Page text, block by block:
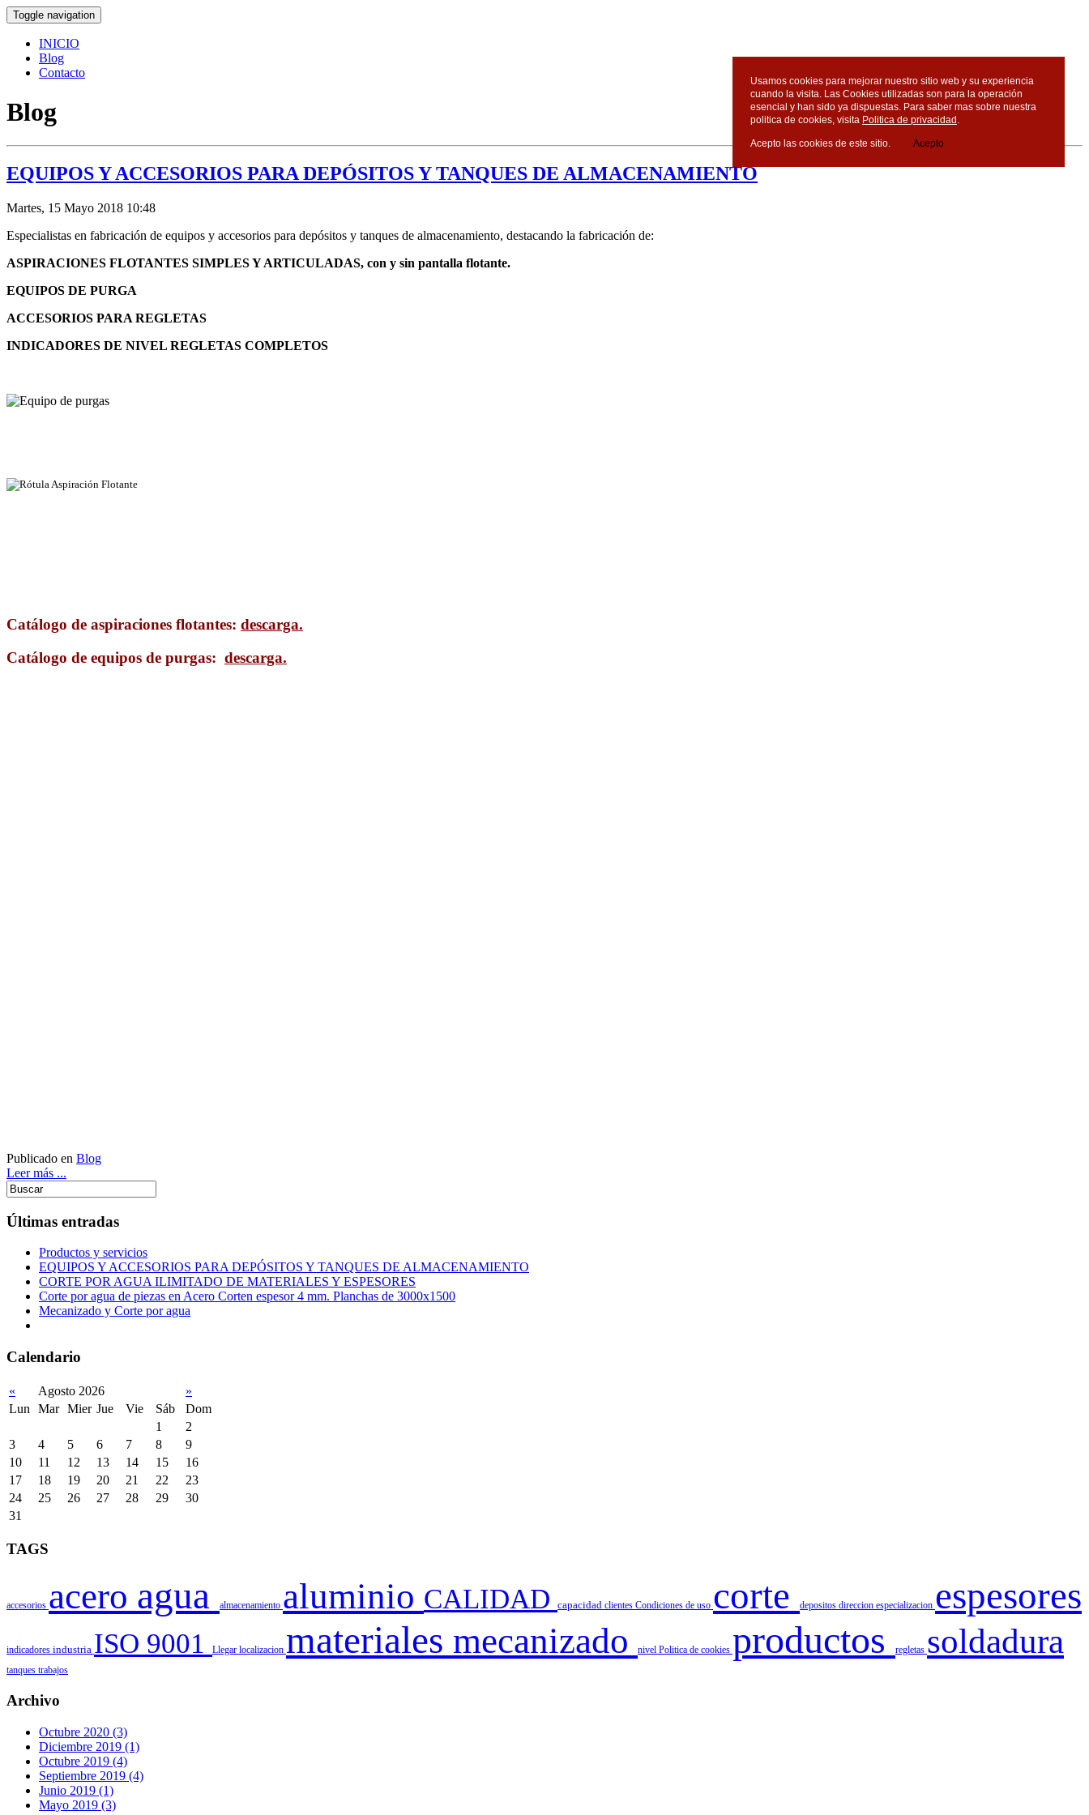
Toggle navigation
INICIO
Blog
Contacto
Blog
EQUIPOS Y ACCESORIOS PARA DEPÓSITOS Y TANQUES DE ALMACENAMIENTO
Martes, 15 Mayo 2018 10:48
Especialistas en fabricación de equipos y accesorios para depósitos y tanques de almacenamiento, destacando la fabricación de:
ASPIRACIONES FLOTANTES SIMPLES Y ARTICULADAS, con y sin pantalla flotante.
EQUIPOS DE PURGA
ACCESORIOS PARA REGLETAS
INDICADORES DE NIVEL REGLETAS COMPLETOS
Catálogo de aspiraciones flotantes: descarga.
Catálogo de equipos de purgas: descarga.
Publicado en Blog
Leer más ...
Últimas entradas
Productos y servicios
EQUIPOS Y ACCESORIOS PARA DEPÓSITOS Y TANQUES DE ALMACENAMIENTO
CORTE POR AGUA ILIMITADO DE MATERIALES Y ESPESORES
Corte por agua de piezas en Acero Corten espesor 4 mm. Planchas de 3000x1500
Mecanizado y Corte por agua
Calendario
« Agosto 2026
»
Lun
Mar Mier Jue Vie Sáb
Dom
1
2
3
4 5 6 7 8
9
10
11 12 13 14 15
16
17
18 19 20 21 22
23
24
25 26 27 28 29
30
31
TAGS
accesorios acero agua almacenamiento aluminio CALIDAD capacidad clientes Condiciones de uso corte depositos direccion especializacion espesores
indicadores industria ISO 9001 Llegar localizacion materiales mecanizado nivel Politica de cookies productos regletas soldadura
tanques trabajos
Archivo
Octubre 2020 (3)
Diciembre 2019 (1)
Octubre 2019 (4)
Septiembre 2019 (4)
Junio 2019 (1)
Mayo 2019 (3)
Usamos cookies para mejorar nuestro sitio web y su experiencia
cuando la visita. Las Cookies utilizadas son para la operación
esencial y han sido ya dispuestas. Para saber mas sobre nuestra
politica de cookies, visita Politica de privacidad .
Acepto las cookies de este sitio. Acepto